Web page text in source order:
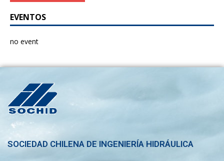
EVENTOS
no event
SOCIEDAD CHILENA DE INGENIERÍA HIDRÁULICA